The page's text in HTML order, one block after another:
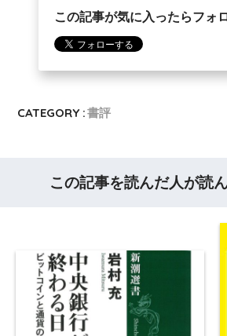
この記事が気に入ったらフォ
CATEGORY :書評
この記事を読んだ人が読